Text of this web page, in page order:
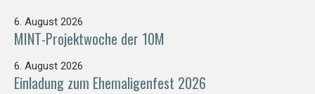
6. August 2026
MINT-Projektwoche der 10M
6. August 2026
Einladung zum Ehemaligenfest 2026